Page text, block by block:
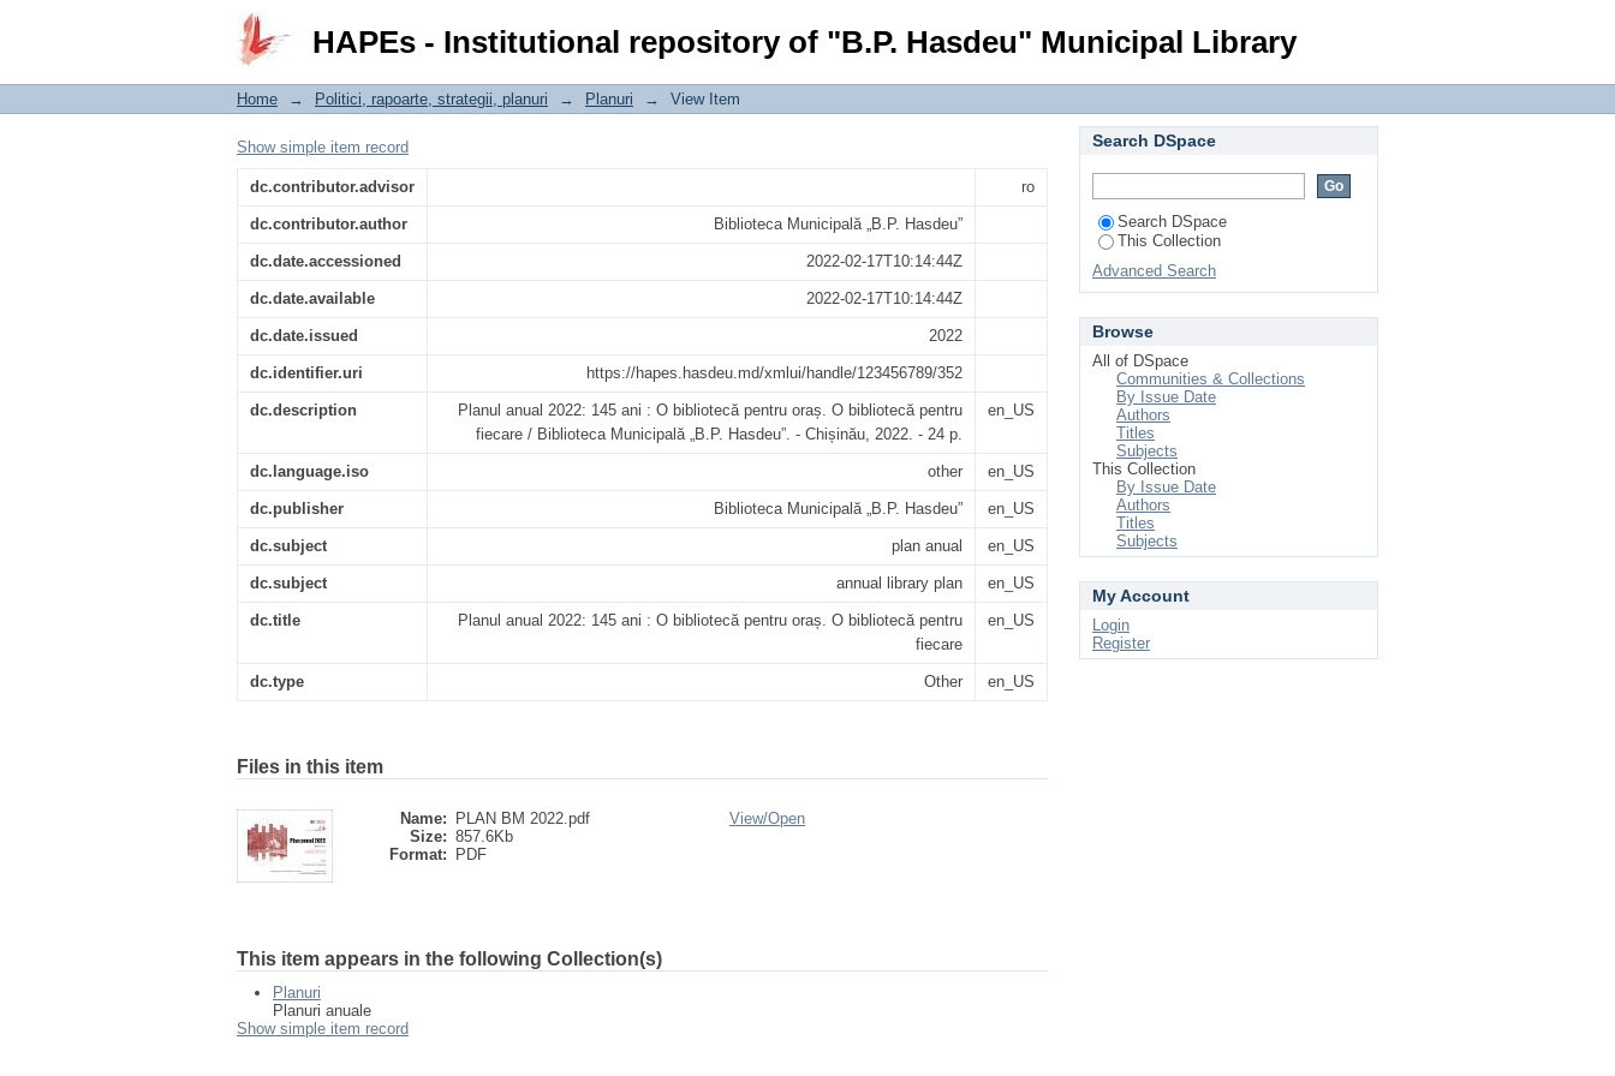
HAPEs - Institutional repository of "B.P. Hasdeu" Municipal Library
Planul anual 2022: 145 ani : O bibliotecă pentru oraș. O bibliotecă pentru fiecare
Home → Politici, rapoarte, strategii, planuri → Planuri → View Item
Show simple item record
dc.contributor.advisor ro
dc.contributor.author Biblioteca Municipală „B.P. Hasdeu”
dc.date.accessioned 2022-02-17T10:14:44Z
dc.date.available 2022-02-17T10:14:44Z
dc.date.issued 2022
dc.identifier.uri https://hapes.hasdeu.md/xmlui/handle/123456789/352
dc.description
Planul anual 2022: 145 ani : O bibliotecă pentru oraș. O bibliotecă pentru
fiecare / Biblioteca Municipală „B.P. Hasdeu”. - Chișinău, 2022. - 24 p.
en_US
dc.language.iso other en_US
dc.publisher Biblioteca Municipală „B.P. Hasdeu” en_US
dc.subject plan anual en_US
dc.subject annual library plan en_US
dc.title
Planul anual 2022: 145 ani : O bibliotecă pentru oraș. O bibliotecă pentru
fiecare
en_US
dc.type Other en_US
Files in this item
Name:
PLAN BM 2022.pdf
Size: 857.6Kb
Format:
PDF
View/Open
This item appears in the following Collection(s)
Planuri
Planuri anuale
Show simple item record
Search DSpace
Search DSpace
This Collection
Advanced Search
Browse
All of DSpace
Communities & Collections
By Issue Date
Authors
Titles
Subjects
This Collection
By Issue Date
Authors
Titles
Subjects
My Account
Login
Register